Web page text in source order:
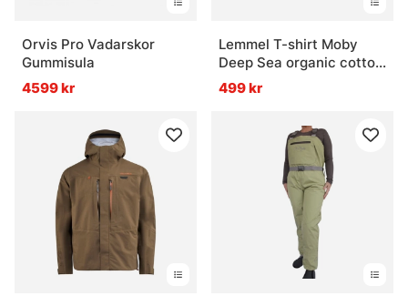
Orvis Pro Vadarskor
Gummisula
4599 kr
Lemmel T-shirt Moby
Deep Sea organic cotton
- Navy w white print
499 kr